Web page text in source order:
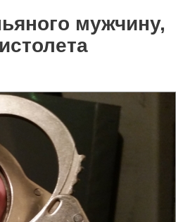
мужчину,